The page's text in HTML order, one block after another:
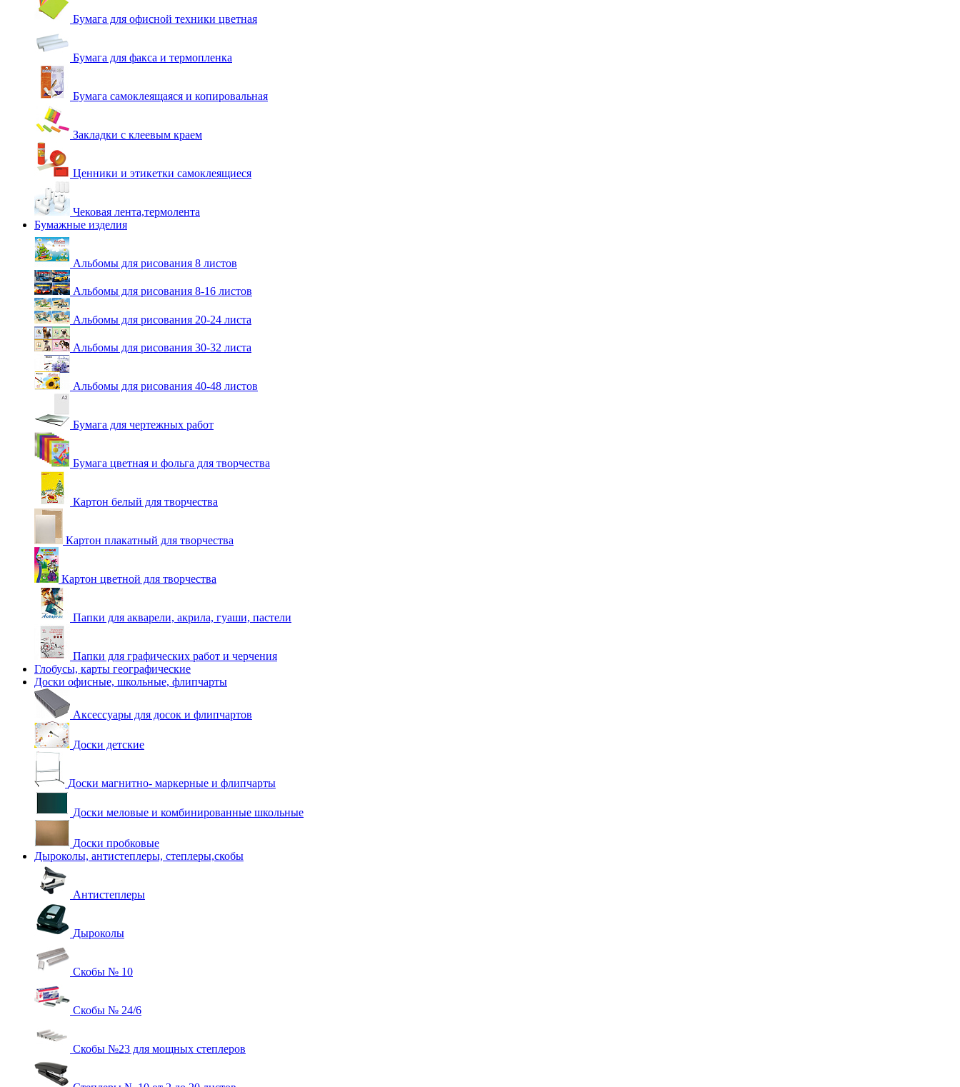
Бумага для офисной техники цветная
Бумага для факса и термопленка
Бумага самоклеящаяся и копировальная
Закладки с клеевым краем
Ценники и этикетки самоклеящиеся
Чековая лента,термолента
Бумажные изделия
Альбомы для рисования 8 листов
Альбомы для рисования 8-16 листов
Альбомы для рисования 20-24 листа
Альбомы для рисования 30-32 листа
Альбомы для рисования 40-48 листов
Бумага для чертежных работ
Бумага цветная и фольга для творчества
Картон белый для творчества
Картон плакатный для творчества
Картон цветной для творчества
Папки для акварели, акрила, гуаши, пастели
Папки для графических работ и черчения
Глобусы, карты географические
Доски офисные, школьные, флипчарты
Аксессуары для досок и флипчартов
Доски детские
Доски магнитно- маркерные и флипчарты
Доски меловые и комбинированные школьные
Доски пробковые
Дыроколы, антистеплеры, степлеры,скобы
Антистеплеры
Дыроколы
Скобы № 10
Скобы № 24/6
Скобы №23 для мощных степлеров